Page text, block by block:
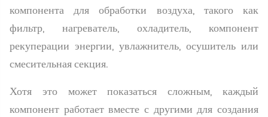
компонента для обработки воздуха, такого как
фильтр, нагреватель, охладитель, компонент
рекуперации энергии, увлажнитель, осушитель или
смесительная секция.
Хотя это может показаться сложным, каждый
компонент работает вместе с другими для создания